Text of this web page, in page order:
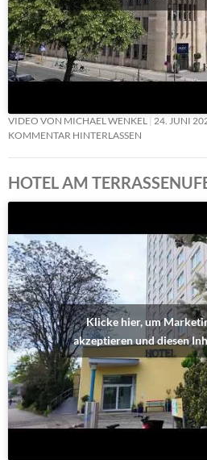
VIDEO VON MICHAEL WENKEL 24. JUNI
KOMMENTAR HINTERLASSEN
HOTEL AM
Klicke hier, um
akzeptieren und diesen